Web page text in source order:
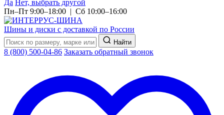
Да Нет, выбрать другой
Пн–Пт 9:00–18:00 | Сб 10:00–16:00
Шины и диски с доставкой по России
Найти
8 (800) 500-04-86 Заказать обратный звонок